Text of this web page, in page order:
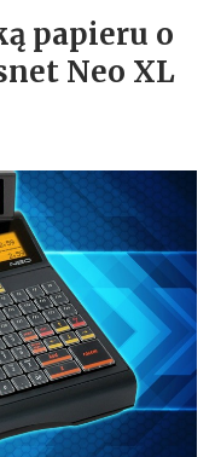
papieru o
Neo XL